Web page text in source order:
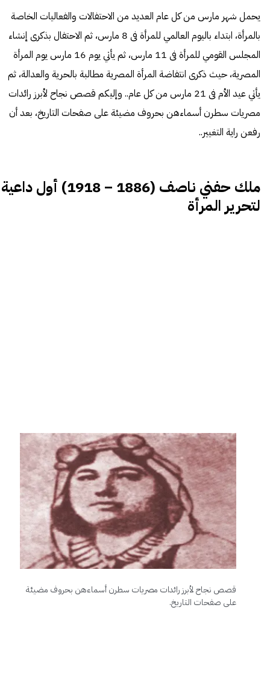
يحمل شهر مارس من كل عام العديد من الاحتفالات والفعاليات الخاصة
بالمرأة، ابتداء باليوم العالمي للمرأة فى 8 مارس، ثم الاحتفال بذكرى إنشاء
المجلس القومي للمرأة فى 11 مارس، ثم يأتي يوم 16 مارس يوم المرأة
المصرية، حيث ذكرى انتفاضة المرأة المصرية مطالبة بالحرية والعدالة، ثم
يأتي عيد الأم فى 21 مارس من كل عام..
وإليكم قصص نجاح لأبرز رائدات
مصريات سطرن أسماءهن بحروف مضيئة على صفحات التاريخ، بعد أن
رفعن راية التغيير..
ملك حفني ناصف (1886 – 1918) أول داعية
لتحرير المرأة
قصص نجاح لأبرز رائدات مصريات سطرن أسماءهن بحروف مضيئة
على صفحات التاريخ.